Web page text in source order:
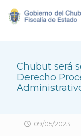
Chubut será
Derecho
09/05/2023